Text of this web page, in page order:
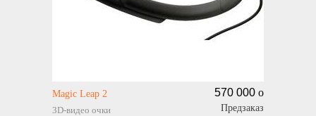
Magic Leap 2
3D-видео очки
570 000 o
Предзаказ